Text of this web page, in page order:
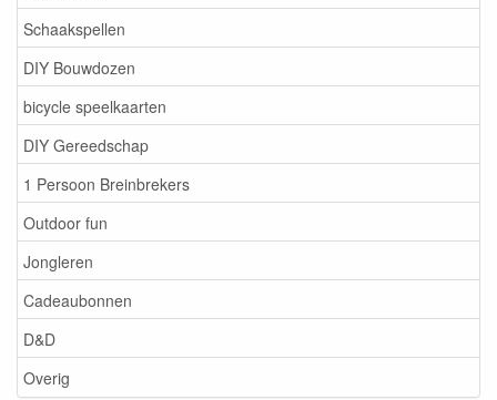
Schaakspellen
DIY Bouwdozen
bicycle speelkaarten
DIY Gereedschap
1 Persoon Breinbrekers
Outdoor fun
Jongleren
Cadeaubonnen
D&D
Overig